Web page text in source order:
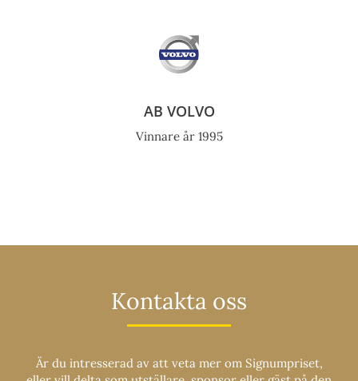
AB VOLVO
Vinnare år 1995
Kontakta oss
Är du intresserad av att veta mer om Signumpriset,